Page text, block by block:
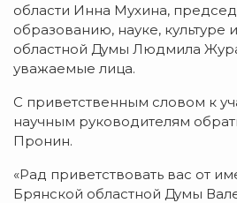
области Инна Мухина,
образованию, науке,
областной Думы Людмила
уважаемые лица.
С приветственным словом к
научным руководителям
Пронин.
«Рад приветствовать вас от
Брянской областной Думы